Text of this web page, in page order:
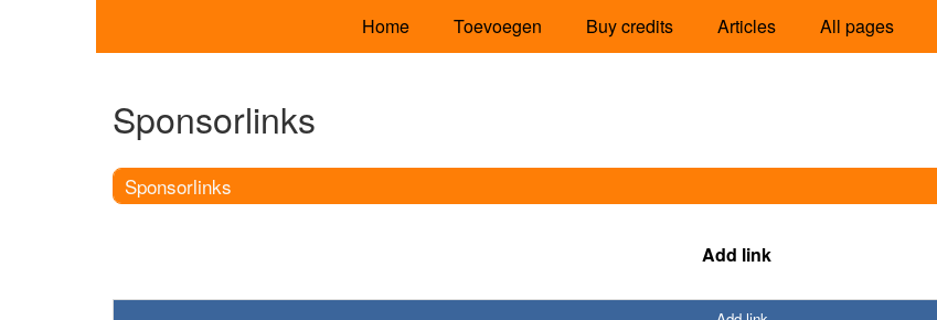
Home Toevoegen Buy credits Articles All pages
Sponsorlinks
Sponsorlinks
Add link